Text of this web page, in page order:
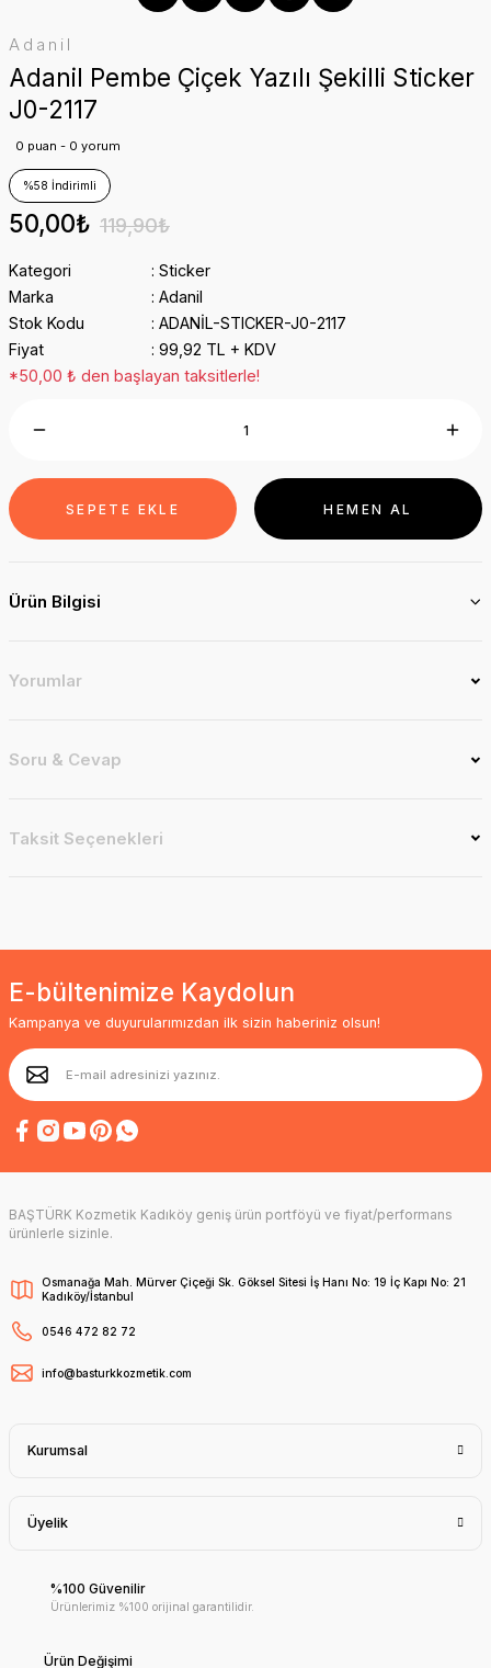
Adanil
Adanil Pembe Çiçek Yazılı Şekilli Sticker
J0-2117
0 puan - 0 yorum
%58 İndirimli
50,00₺ 119,90₺
Kategori
Sticker
Marka
Adanil
Stok Kodu
ADANİL-STICKER-J0-2117
Fiyat
99,92 TL + KDV
*50,00 ₺ den başlayan taksitlerle!
SEPETE EKLE HEMEN AL
Ürün Bilgisi
Yorumlar
Soru & Cevap
Taksit Seçenekleri
E-bültenimize Kaydolun
Kampanya ve duyurularımızdan ilk sizin haberiniz olsun!
BAŞTÜRK Kozmetik Kadıköy geniş ürün portföyü ve fiyat/performans
ürünlerle sizinle.
Osmanağa Mah. Mürver Çiçeği Sk. Göksel Sitesi İş Hanı No: 19 İç Kapı No: 21
Kadıköy/İstanbul
0546 472 82 72
info@basturkkozmetik.com
Kurumsal
Üyelik
%100 Güvenilir
Ürünlerimiz %100 orijinal garantilidir.
Ürün Değişimi